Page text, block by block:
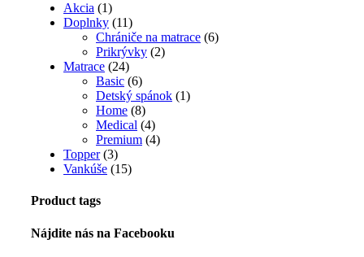
Akcia (1)
Doplnky (11)
Chrániče na matrace (6)
Prikrývky (2)
Matrace (24)
Basic (6)
Detský spánok (1)
Home (8)
Medical (4)
Premium (4)
Topper (3)
Vankúše (15)
Product tags
Nájdite nás na Facebooku